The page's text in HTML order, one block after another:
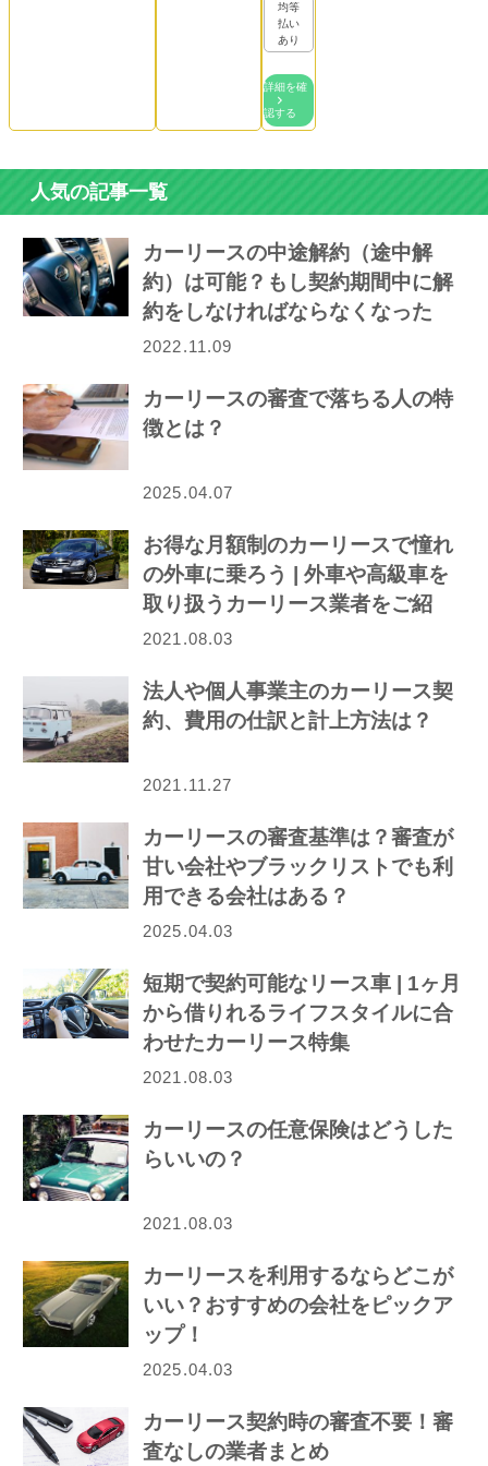
均等
払い
あり
詳細を確
認する
人気の記事一覧
カーリースの中途解約（途中解
約）は可能？もし契約期間中に解
約をしなければならなくなった
ら…
2022.11.09
カーリースの審査で落ちる人の特
徴とは？
2025.04.07
お得な月額制のカーリースで憧れ
の外車に乗ろう | 外車や高級車を
取り扱うカーリース業者をご紹
介！
2021.08.03
法人や個人事業主のカーリース契
約、費用の仕訳と計上方法は？
2021.11.27
カーリースの審査基準は？審査が
甘い会社やブラックリストでも利
用できる会社はある？
2025.04.03
短期で契約可能なリース車 | 1ヶ月
から借りれるライフスタイルに合
わせたカーリース特集
2021.08.03
カーリースの任意保険はどうした
らいいの？
2021.08.03
カーリースを利用するならどこが
いい？おすすめの会社をピックア
ップ！
2025.04.03
カーリース契約時の審査不要！審
査なしの業者まとめ